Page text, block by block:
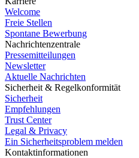
Welcome
Freie Stellen
Spontane Bewerbung
Nachrichtenzentrale
Pressemitteilungen
Newsletter
Aktuelle Nachrichten
Sicherheit & Regelkonformität
Sicherheit
Empfehlungen
Trust Center
Legal & Privacy
Ein Sicherheitsproblem melden
Kontaktinformationen